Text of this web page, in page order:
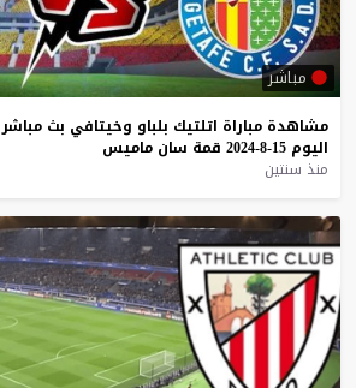
مباشر
مشاهدة مباراة اتلتيك بلباو وخيتافي بث مباشر
اليوم 15-8-2024 قمة سان ماميس
منذ سنتين